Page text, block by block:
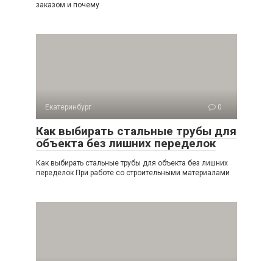
заказом и почему
Екатеринбург 0
Как выбирать стальные трубы для
объекта без лишних переделок
Как выбирать стальные трубы для объекта без лишних
переделок При работе со строительными материалами